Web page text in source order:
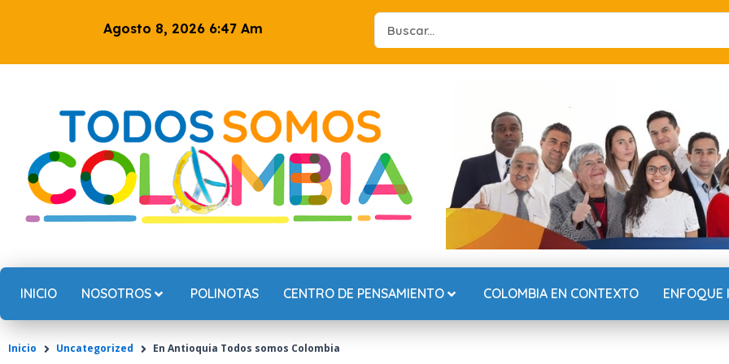
Agosto 8, 2026 6:47 Am
Search
...
INICIO NOSOTROS POLINOTAS CENTRO DE PENSAMIENTO COLOMBIA EN CONTEXTO ENFOQUE
Inicio Uncategorized En Antioquia Todos somos Colombia